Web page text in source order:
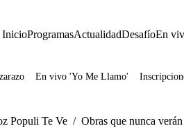
InicioProgramasActualidadDesafíoEn
En vivo 'Yo Me Llamo'
Populi Te Ve / Obras que nunca